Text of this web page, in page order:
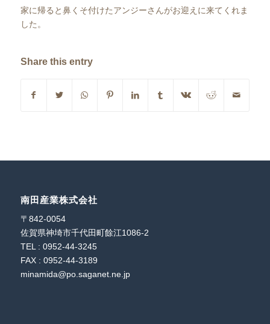
家に帰ると鼻くそ付けたアンジーさんがお迎えに来てくれま
した。
Share this entry
南田産業株式会社
〒842-0054
佐賀県神埼市千代田町餘江1086-2
TEL : 0952-44-3245
FAX : 0952-44-3189
minamida@po.saganet.ne.jp